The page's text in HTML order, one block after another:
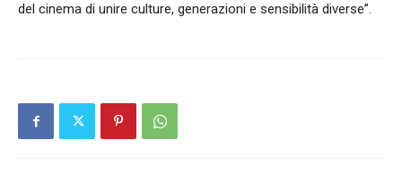
del cinema di unire culture, generazioni e sensibilità diverse”.